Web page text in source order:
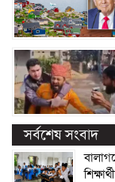
সর্বশেষ সংবাদ